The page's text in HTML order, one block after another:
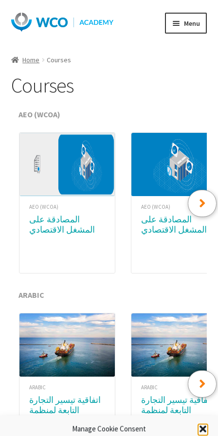
Manage Cookie Consent
Skip
to
Skip
to
Menu
Home Courses
Courses
AEO (WCOA)
AEO (WCOA)
المصادقة على
المشغل الاقتصادي
AEO (WCOA)
المصادقة على
المشغل الاقتصادي
ARABIC
ARABIC
اتفاقية تيسير التجارة
التابعة لمنظمة
ARABIC
اتفاقية تيسير التجارة
التابعة لمنظمة
الوحدة ٨:تنفيذ اتفاقية